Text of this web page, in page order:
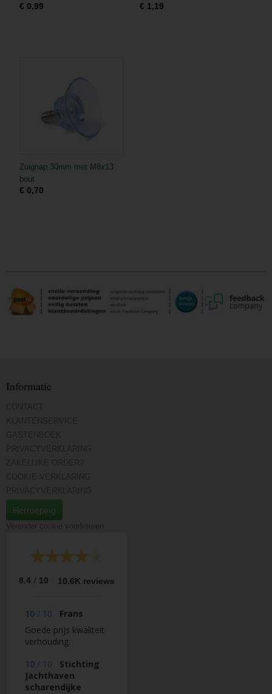
€ 0,99 € 1,19
Zuignap 30mm met M8x13
bout
€ 0,70
Informatie
Herroeping
8.4 / 10 10.6K reviews
10 / 10
Frans
Goede prijs kwaliteit
verhouding.
10 / 10
Stichting
Jachthaven
scharendijke